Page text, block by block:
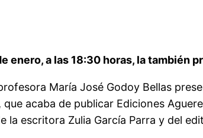
enero, a las 18:30 horas, la
María José Godoy Bellas
que acaba de publicar Ediciones
la escritora Zulia García Parra y del